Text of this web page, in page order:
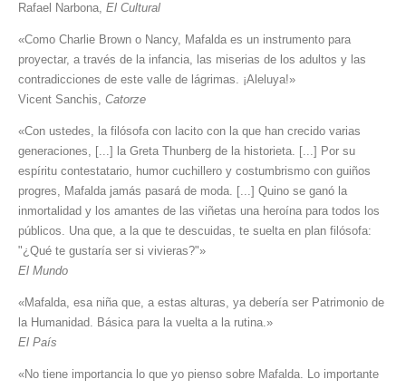
Rafael Narbona, El Cultural
«Como Charlie Brown o Nancy, Mafalda es un instrumento para
proyectar, a través de la infancia, las miserias de los adultos y las
contradicciones de este valle de lágrimas. ¡Aleluya!»
Vicent Sanchis, Catorze
«Con ustedes, la filósofa con lacito con la que han crecido varias
generaciones, [...] la Greta Thunberg de la historieta. [...] Por su
espíritu contestatario, humor cuchillero y costumbrismo con guiños
progres, Mafalda jamás pasará de moda. [...] Quino se ganó la
inmortalidad y los amantes de las viñetas una heroína para todos los
públicos. Una que, a la que te descuidas, te suelta en plan filósofa:
"¿Qué te gustaría ser si vivieras?"»
El Mundo
«Mafalda, esa niña que, a estas alturas, ya debería ser Patrimonio de
la Humanidad. Básica para la vuelta a la rutina.»
El País
«No tiene importancia lo que yo pienso sobre Mafalda. Lo importante